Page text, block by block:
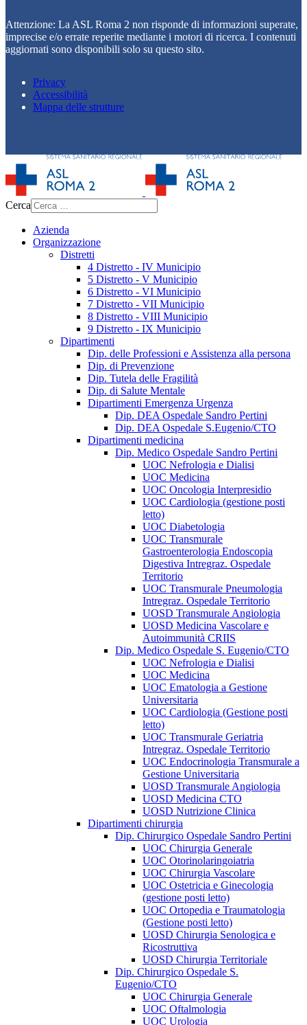
Attenzione: La ASL Roma 2 non risponde di informazioni superate,
imprecise e/o errate reperite mediante i motori di ricerca. I contenuti
aggiornati sono disponibili solo su questo sito.
Privacy
Accessibilità
Mappa delle strutture
Cerca
Azienda
Organizzazione
Distretti
4 Distretto - IV Municipio
5 Distretto - V Municipio
6 Distretto - VI Municipio
7 Distretto - VII Municipio
8 Distretto - VIII Municipio
9 Distretto - IX Municipio
Dipartimenti
Dip. delle Professioni e Assistenza alla persona
Dip. di Prevenzione
Dip. Tutela delle Fragilità
Dip. di Salute Mentale
Dipartimenti Emergenza Urgenza
Dip. DEA Ospedale Sandro Pertini
Dip. DEA Ospedale S.Eugenio/CTO
Dipartimenti medicina
Dip. Medico Ospedale Sandro Pertini
UOC Nefrologia e Dialisi
UOC Medicina
UOC Oncologia Interpresidio
UOC Cardiologia (gestione posti
letto)
UOC Diabetologia
UOC Transmurale
Gastroenterologia Endoscopia
Digestiva Intregraz. Ospedale
Territorio
UOC Transmurale Pneumologia
Intregraz. Ospedale Territorio
UOSD Transmurale Angiologia
UOSD Medicina Vascolare e
Autoimmunità CRIIS
Dip. Medico Ospedale S. Eugenio/CTO
UOC Nefrologia e Dialisi
UOC Medicina
UOC Ematologia a Gestione
Universitaria
UOC Cardiologia (Gestione posti
letto)
UOC Transmurale Geriatria
Intregraz. Ospedale Territorio
UOC Endocrinologia Transmurale a
Gestione Universitaria
UOSD Transmurale Angiologia
UOSD Medicina CTO
UOSD Nutrizione Clinica
Dipartimenti chirurgia
Dip. Chirurgico Ospedale Sandro Pertini
UOC Chirurgia Generale
UOC Otorinolaringoiatria
UOC Chirurgia Vascolare
UOC Ostetricia e Ginecologia
(gestione posti letto)
UOC Ortopedia e Traumatologia
(Gestione posti letto)
UOSD Chirurgia Senologica e
Ricostruttiva
UOSD Chirurgia Territoriale
Dip. Chirurgico Ospedale S.
Eugenio/CTO
UOC Chirurgia Generale
UOC Oftalmologia
UOC Urologia